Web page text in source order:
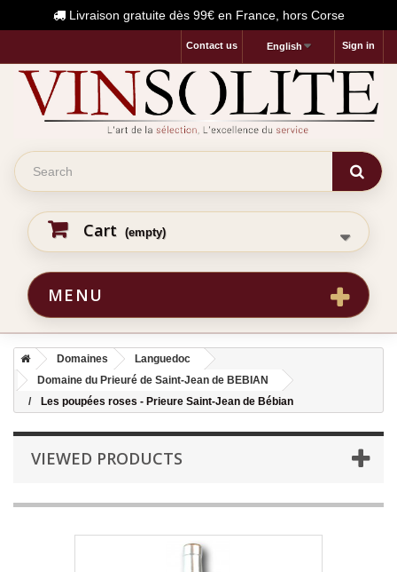
Livraison gratuite dès 99€ en France, hors Corse
Sign in
English
Contact us
Cart (empty)
MENU
Domaines
Languedoc
Domaine du Prieuré de Saint-Jean de BEBIAN
Les poupées roses - Prieure Saint-Jean de Bébian
VIEWED PRODUCTS